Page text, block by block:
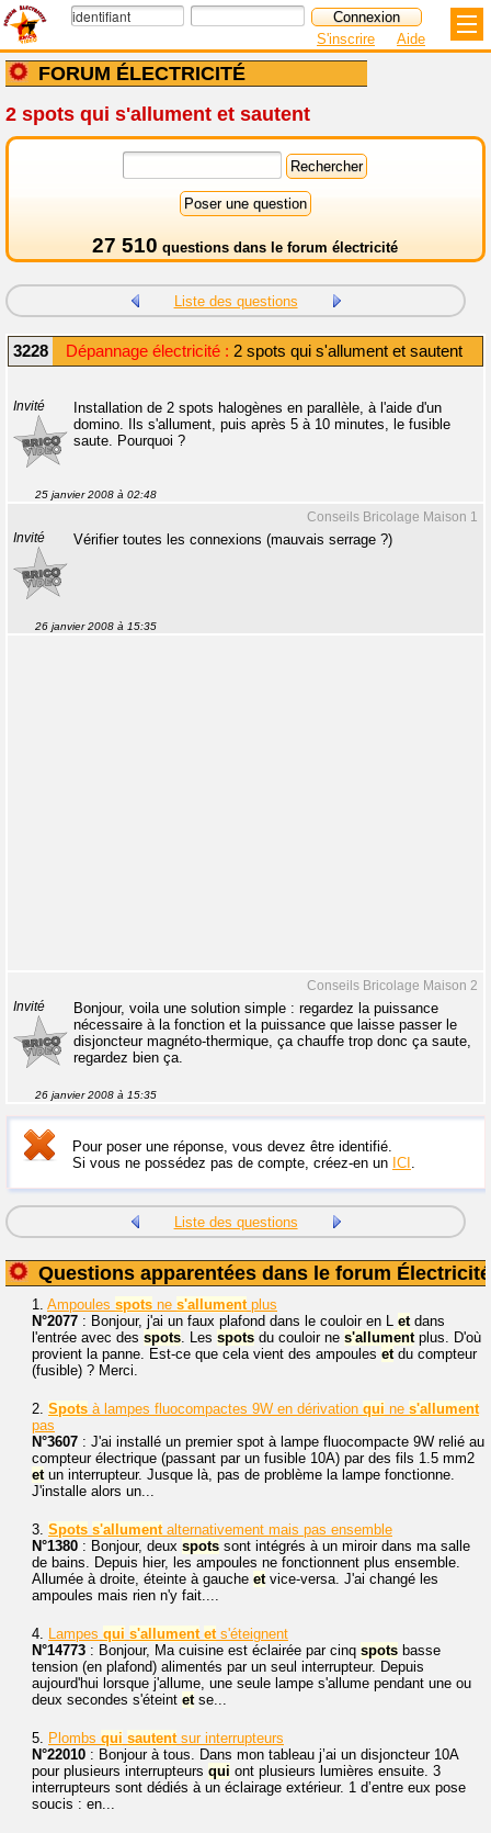
FORUM ÉLECTRICITÉ
S'inscrire Aide
2 spots qui s'allument et sautent
27 510 questions dans le forum électricité
Liste des questions
3228 Dépannage électricité : 2 spots qui s'allument et sautent
Invité
Installation de 2 spots halogènes en parallèle, à l'aide d'un
domino. Ils s'allument, puis après 5 à 10 minutes, le fusible
saute. Pourquoi ?
25 janvier 2008 à 02:48
Conseils Bricolage Maison 1
Invité Vérifier toutes les connexions (mauvais serrage ?)
26 janvier 2008 à 15:35
Conseils Bricolage Maison 2
Invité
Bonjour, voila une solution simple : regardez la puissance
nécessaire à la fonction et la puissance que laisse passer le
disjoncteur magnéto-thermique, ça chauffe trop donc ça saute,
regardez bien ça.
26 janvier 2008 à 15:35
Pour poser une réponse, vous devez être identifié.
Si vous ne possédez pas de compte, créez-en un ICI .
Liste des questions
Questions apparentées dans le forum Électricité
1. Ampoules spots ne s'allumentplus
N°2077 : Bonjour, j'ai un faux plafond dans le couloir en L etdans
l'entrée avec des spots. Les spots du couloir ne s'allumentplus. D'où
provient la panne. Est-ce que cela vient des ampoules etdu compteur
(fusible) ? Merci.
2. Spots à lampes fluocompactes 9W en dérivation qui ne s'allument
pas
N°3607 : J'ai installé un premier spot à lampe fluocompacte 9W relié au
compteur électrique (passant par un fusible 10A) par des fils 1.5 mm2
etun interrupteur. Jusque là, pas de problème la lampe fonctionne.
J'installe alors un...
3. Spots s'allumentalternativement mais pas ensemble
N°1380 : Bonjour, deux spots sont intégrés à un miroir dans ma salle
de bains. Depuis hier, les ampoules ne fonctionnent plus ensemble.
Allumée à droite, éteinte à gauche etvice-versa. J'ai changé les
ampoules mais rien n'y fait....
4. Lampes qui s'allument ets'éteignent
N°14773 : Bonjour, Ma cuisine est éclairée par cinq spots basse
tension (en plafond) alimentés par un seul interrupteur. Depuis
aujourd'hui lorsque j'allume, une seule lampe s'allume pendant une ou
deux secondes s'éteint etse...
5. Plombs qui sautentsur interrupteurs
N°22010 : Bonjour à tous. Dans mon tableau j’ai un disjoncteur 10A
pour plusieurs interrupteurs qui ont plusieurs lumières ensuite. 3
interrupteurs sont dédiés à un éclairage extérieur. 1 d’entre eux pose
soucis : en...